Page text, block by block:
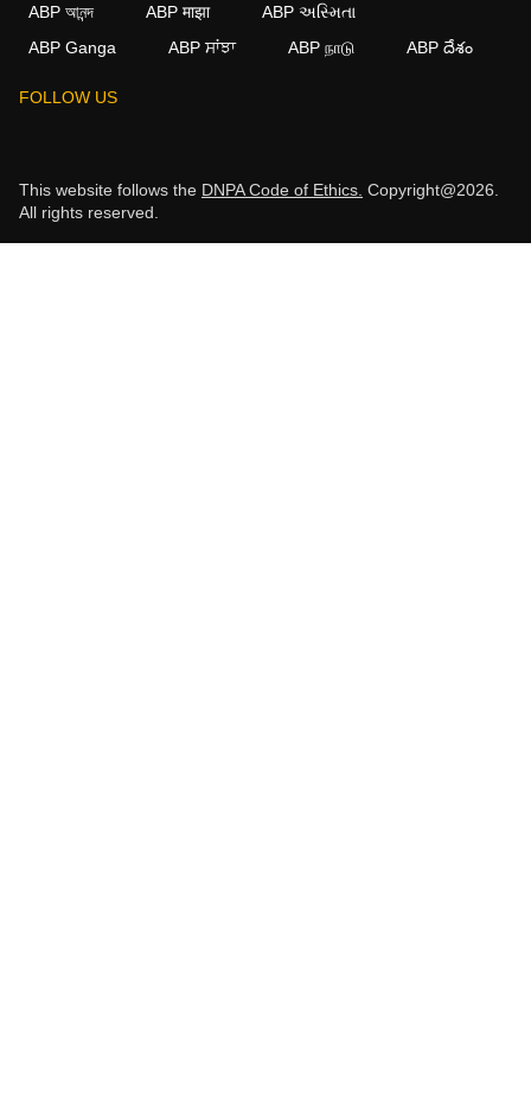
ABP আনন্দ
ABP माझा
ABP અસ્મિતા
ABP Ganga
ABP ਸਾਂਝਾ ABP நாடு ABP దేశం
FOLLOW US
This website follows the DNPA Code of Ethics. Copyright@2026.
All rights reserved.